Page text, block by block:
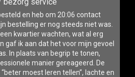
en heb om 20:06 contact
bestelling er nog steeds niet was.
kwartier wachten, wat al erg
gaf ik aan dat het voor mijn gevoel
In plaats van begrip te tonen,
manier gereageerd. De
moest leren tellen”, lachte en